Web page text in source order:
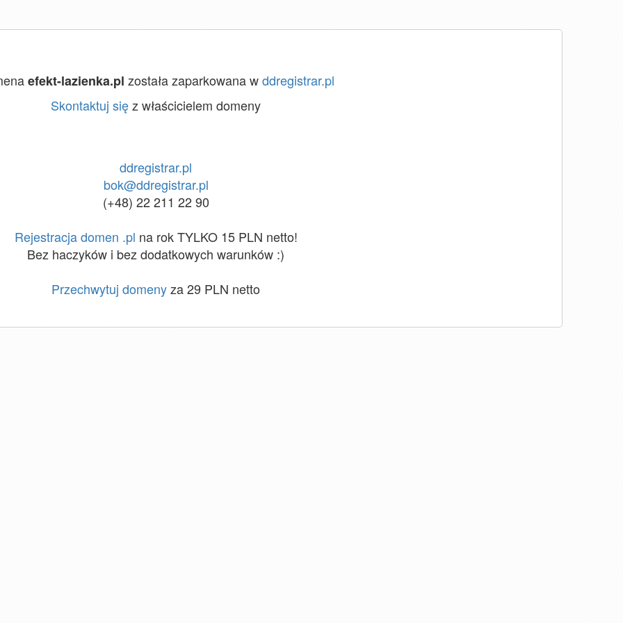
efekt-lazienka.pl została zaparkowana wddregistrar.pl
Skontaktuj sięz właścicielem domeny
ddregistrar.pl
bok@ddregistrar.pl
(+48) 22 211 22 90
Rejestracja domen .pl na rok TYLKO 15 PLN netto!
Bez haczyków i bez dodatkowych warunków :)
Przechwytuj domenyza 29 PLN netto